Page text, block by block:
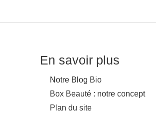
En savoir plus
Notre Blog Bio
Box Beauté : notre concept
Plan du site